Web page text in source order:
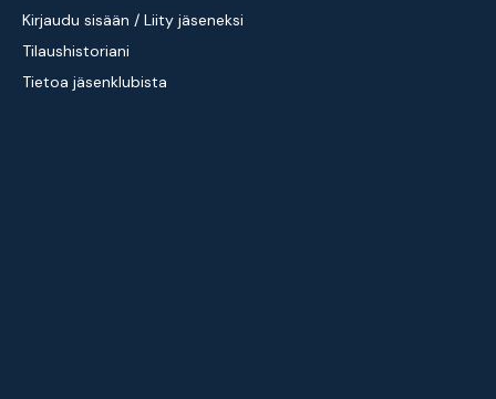
Kirjaudu sisään / Liity jäseneksi
Tilaushistoriani
Tietoa jäsenklubista